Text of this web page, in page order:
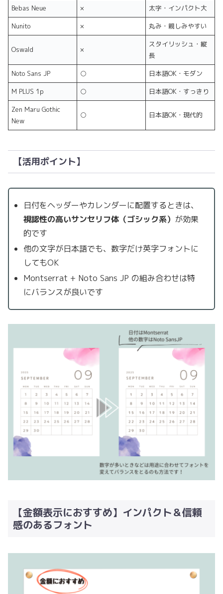
Bebas Neue
×
太字・インパクト大
Nunito
× 丸み・親しみやすい
Oswald ×
スタイリッシュ・縦
長
Noto Sans JP
○
日本語OK・モダン
M PLUS 1p
○
日本語OK・すっきり
Zen Maru Gothic
New
○ 日本語OK・現代的
【活用ポイント】
日付をヘッダーやカレンダーに配置するときは、
視認性の高いサンセリフ体（ゴシック系） が効果
的です
他の文字が日本語でも、数字だけ英字フォントに
してもOK
Montserrat + Noto Sans JP の組み合わせは特
にバランスが良いです
【金額表示におすすめ】インパクト＆信頼
感のあるフォント